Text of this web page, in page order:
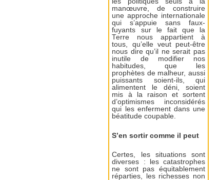
manœuvre, de construire
une approche internationale
qui s’appuie sans faux-
fuyants sur le fait que la
Terre nous appartient à
tous, qu’elle veut peut-être
nous dire qu’il ne serait pas
inutile de modifier nos
habitudes, que les
prophètes de malheur, aussi
puissants soient-ils, qui
alimentent le déni, soient
mis à la raison et sortent
d’optimismes inconsidérés
qui les enferment dans une
béatitude coupable.
S’en sortir comme il peut
Certes, les situations sont
diverses : les catastrophes
ne sont pas équitablement
réparties, les richesses non